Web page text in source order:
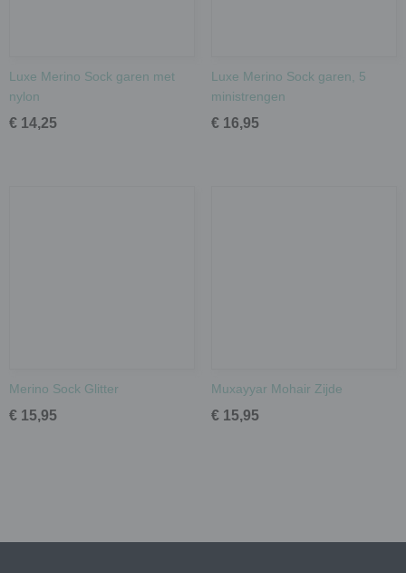
Luxe Merino Sock garen met
nylon
€ 14,25
Luxe Merino Sock garen, 5
ministrengen
€ 16,95
Merino Sock Glitter
€ 15,95
Muxayyar Mohair Zijde
€ 15,95